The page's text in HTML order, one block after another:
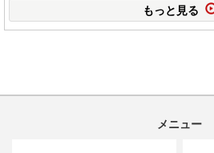
もっと見る
メニュー